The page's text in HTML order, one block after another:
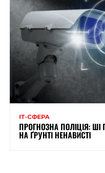
ІТ-СФЕРА
ПРОГНОЗНА ПОЛІЦІЯ:
НА ҐРУНТІ НЕНАВИСТІ